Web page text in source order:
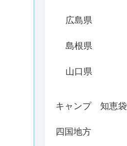
広島県
島根県
山口県
キャンプ 知恵袋
四国地方